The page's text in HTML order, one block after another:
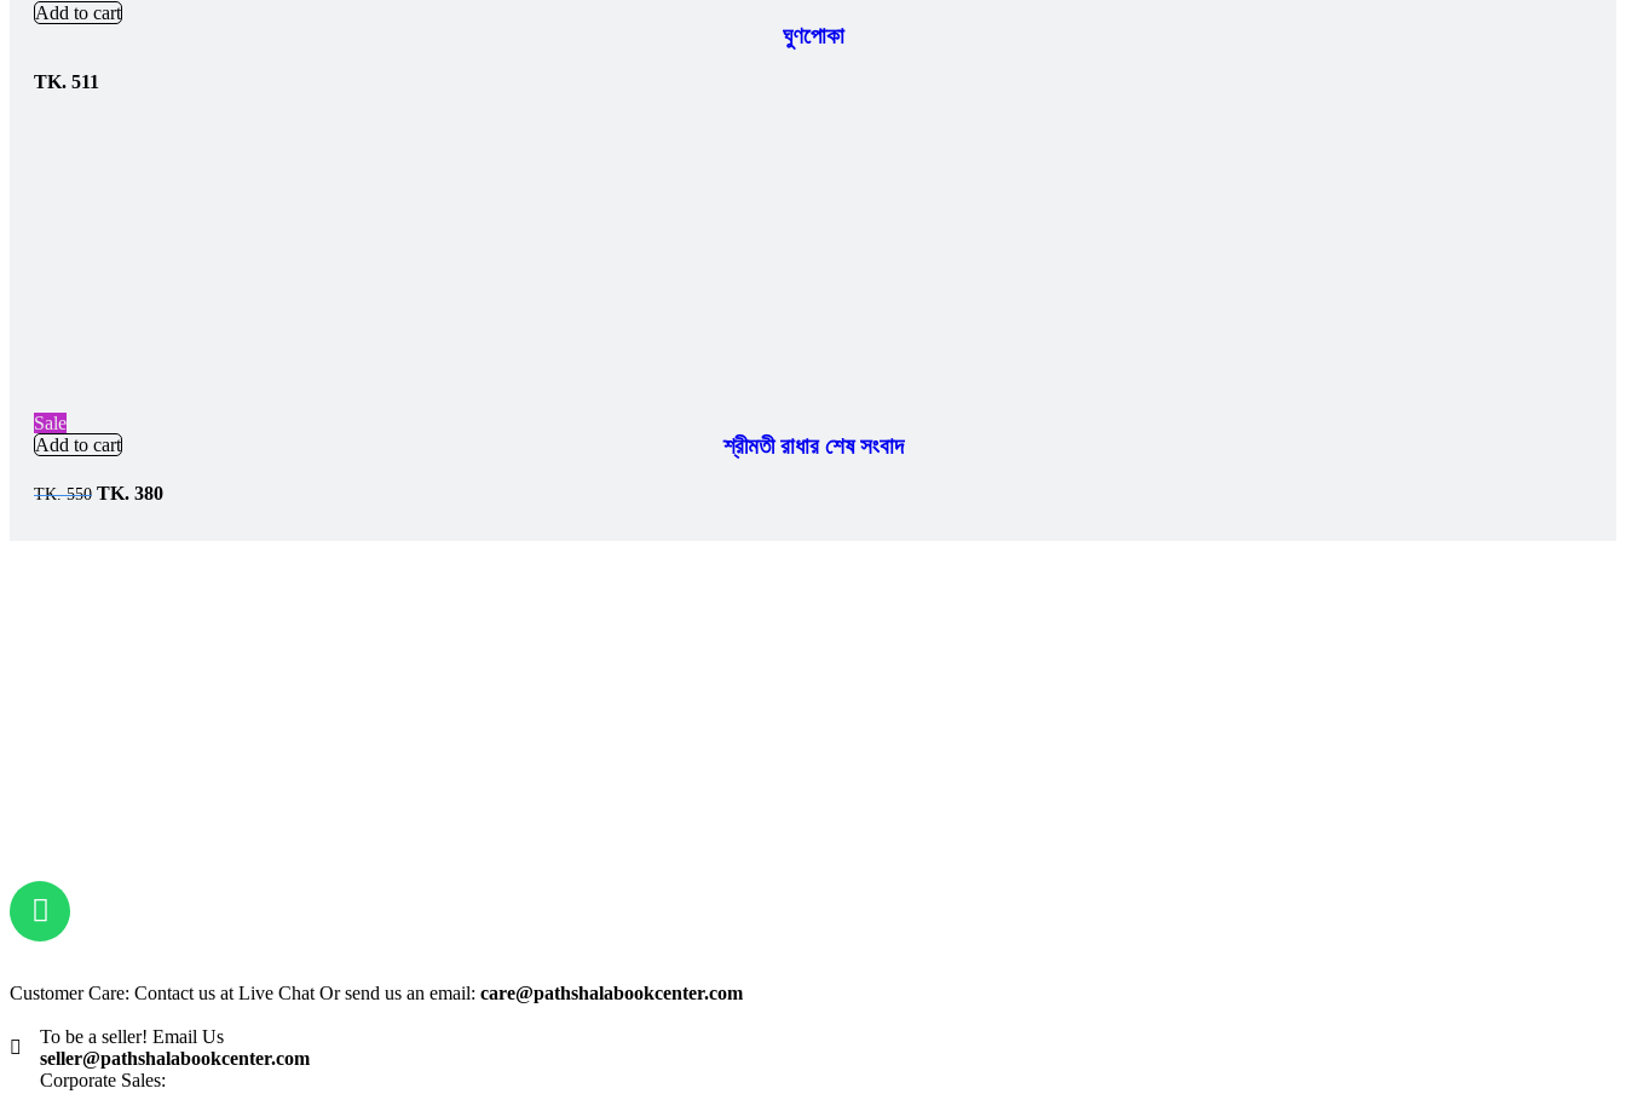
Add to cart
ঘুণপোকা
TK. 511
Sale
Add to cart
শ্রীমতী রাধার শেষ সংবাদ
TK.550 TK. 380
Customer Care: Contact us at Live Chat Or send us an email: care@pathshalabookcenter.com
To be a seller! Email Us
seller@pathshalabookcenter.com
Corporate Sales: